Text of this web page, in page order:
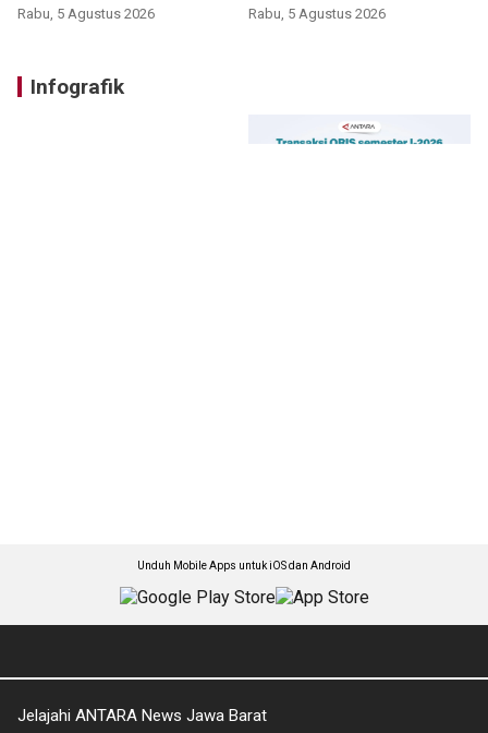
Rabu, 5 Agustus 2026 Rabu, 5 Agustus 2026
Infografik
Unduh Mobile Apps untuk iOS dan Android
Jelajahi ANTARA News Jawa Barat